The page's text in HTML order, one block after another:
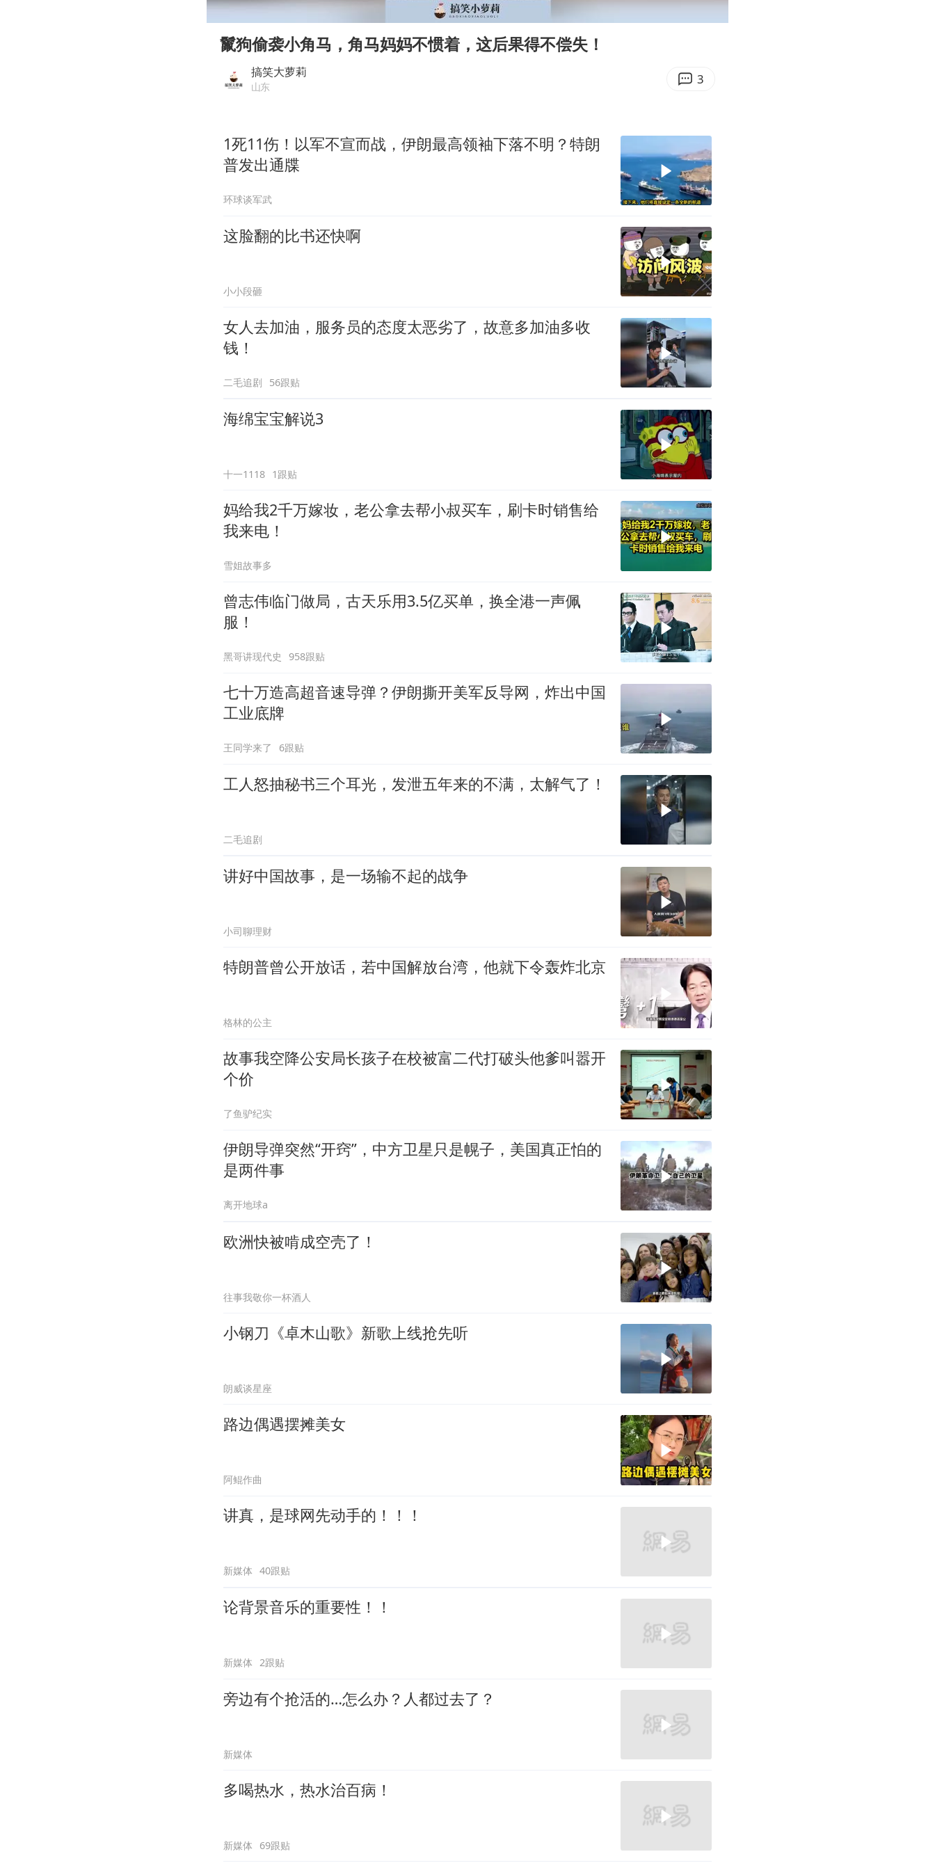
浙江台州《告全体市民书》
“不怕六爷挂得多 就怕六爷挂一颗”
36岁男演员成景区NPC后人气爆棚
00:00 00:10
鬣狗偷袭小角马，角马妈妈不惯着，这后果得不偿失！
搞笑大萝莉
山东 3
1死11伤！以军不宣而战，伊朗最高领袖下落不明？特朗
普发出通牒
环球谈军武
这脸翻的比书还快啊
小小段砸
女人去加油，服务员的态度太恶劣了，故意多加油多收
钱！
二毛追剧 56跟贴
海绵宝宝解说3
十一1118 1跟贴
妈给我2千万嫁妆，老公拿去帮小叔买车，刷卡时销售给
我来电！
雪姐故事多
曾志伟临门做局，古天乐用3.5亿买单，换全港一声佩
服！
黑哥讲现代史 958跟贴
七十万造高超音速导弹？伊朗撕开美军反导网，炸出中国
工业底牌
王同学来了 6跟贴
工人怒抽秘书三个耳光，发泄五年来的不满，太解气了！
二毛追剧
讲好中国故事，是一场输不起的战争
小司聊理财
特朗普曾公开放话，若中国解放台湾，他就下令轰炸北京
格林的公主
故事我空降公安局长孩子在校被富二代打破头他爹叫嚣开
个价
了鱼驴纪实
伊朗导弹突然“开窍”，中方卫星只是幌子，美国真正怕的
是两件事
离开地球a
欧洲快被啃成空壳了！
往事我敬你一杯酒人
小钢刀《卓木山歌》新歌上线抢先听
朗威谈星座
路边偶遇摆摊美女
阿鲲作曲
讲真，是球网先动手的！！！
新媒体 40跟贴
论背景音乐的重要性！！
新媒体 2跟贴
旁边有个抢活的…怎么办？人都过去了？
新媒体
多喝热水，热水治百病！
新媒体 69跟贴